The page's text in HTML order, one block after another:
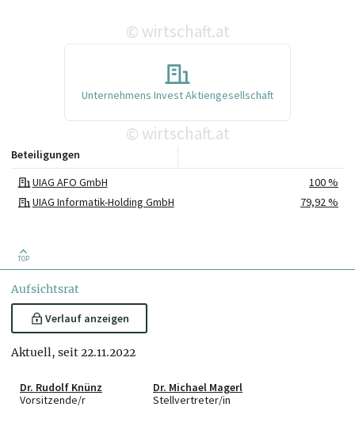
© wirtschaft.at
Unternehmens Invest Aktiengesellschaft
© wirtschaft.at
UIAG AFO GmbH
100 %
UIAG Informatik-Holding GmbH
79,92 %
Beteiligungen
TOP
Aufsichtsrat
Verlauf anzeigen
Aktuell, seit 22.11.2022
Dr. Rudolf Knünz
Vorsitzende/r
Dr. Michael Magerl
Stellvertreter/in